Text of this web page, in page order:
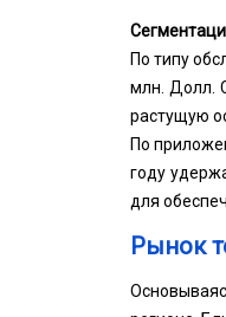
По типу
млн. Долл.
растущую
По
году
для
Рынок